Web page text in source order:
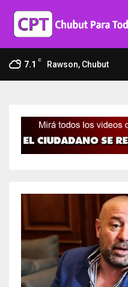
7.1 C Rawson, Chubut